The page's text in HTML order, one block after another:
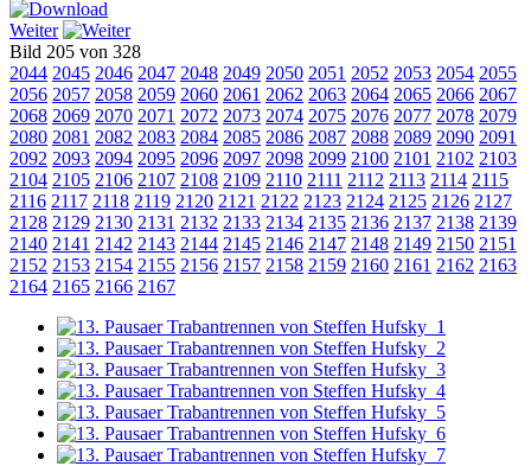
Weiter
Bild 205 von 328
2044 2045 2046 2047 2048 2049 2050 2051 2052 2053 2054 2055
2056 2057 2058 2059 2060 2061 2062 2063 2064 2065 2066 2067
2068 2069 2070 2071 2072 2073 2074 2075 2076 2077 2078 2079
2080 2081 2082 2083 2084 2085 2086 2087 2088 2089 2090 2091
2092 2093 2094 2095 2096 2097 2098 2099 2100 2101 2102 2103
2104 2105 2106 2107 2108 2109 2110 2111 2112 2113 2114 2115
2116 2117 2118 2119 2120 2121 2122 2123 2124 2125 2126 2127
2128 2129 2130 2131 2132 2133 2134 2135 2136 2137 2138 2139
2140 2141 2142 2143 2144 2145 2146 2147 2148 2149 2150 2151
2152 2153 2154 2155 2156 2157 2158 2159 2160 2161 2162 2163
2164 2165 2166 2167